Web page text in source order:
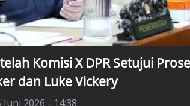
Komisi X DPR Setujui
dan Luke Vickery
2026 - 14:38